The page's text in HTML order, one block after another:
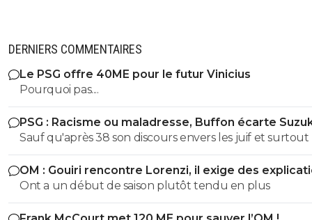
DERNIERS COMMENTAIRES
Le PSG offre 40ME pour le futur Vinicius
Pourquoi pas....
PSG : Racisme ou maladresse, Buffon écarte
Sauf qu'après 38 son discours envers les juif et surtout
nouvelles loies antisémites quil avait pondu étaient
autre que son discours de 1932 Espece de benêt ,apres si tu
cherche a avoir raison la ou tu as tort alors je te laisse
maladie mentale jai pas les facultés je suis pas toubib ni
OM : Gouiri rencontre Lorenzi, il exige des
Ont a un début de saison plutôt tendu en plus